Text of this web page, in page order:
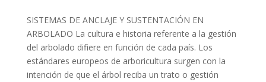
SISTEMAS DE ANCLAJE Y SUSTENTACIÓN EN
ARBOLADO La cultura e historia referente a la gestión
del arbolado difiere en función de cada país. Los
estándares europeos de arboricultura surgen con la
intención de que el árbol reciba un trato o gestión